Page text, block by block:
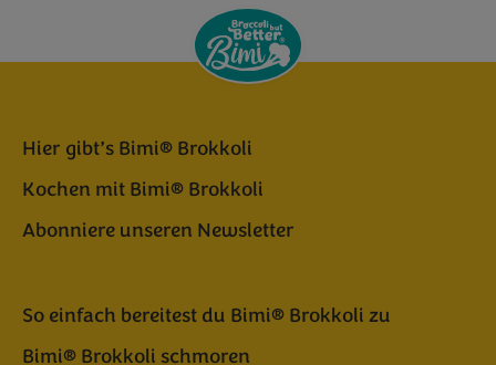
Hier gibt’s Bimi® Brokkoli
Kochen mit Bimi® Brokkoli
Abonniere unseren Newsletter
So einfach bereitest du Bimi® Brokkoli zu
Bimi® Brokkoli schmoren